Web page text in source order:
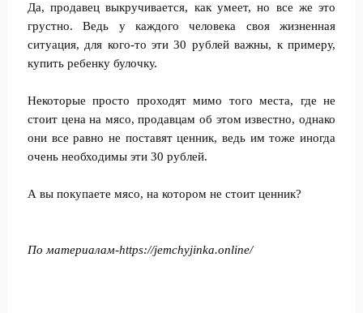
Да, продавец выкручивается, как умеет, но все же это
грустно. Ведь у каждого человека своя жизненная
ситуация, для кого-то эти 30 рублей важны, к примеру,
купить ребенку булочку.
Некоторые просто проходят мимо того места, где не
стоит цена на мясо, продавцам об этом известно, однако
они все равно не поставят ценник, ведь им тоже иногда
очень необходимы эти 30 рублей.
А вы покупаете мясо, на котором не стоит ценник?
По материалам-https://jemchyjinka.online/